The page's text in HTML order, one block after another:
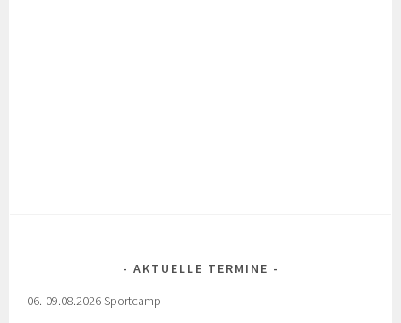
AKTUELLE TERMINE
06.-09.08.2026 Sportcamp